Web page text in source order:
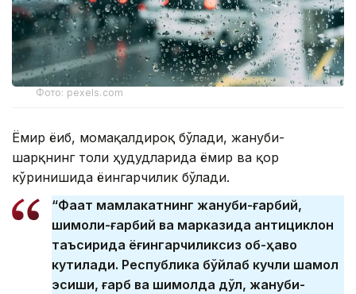
Фото: pexels.com
Ёмғир ёғиб, момақалдироқ бўлади, жануби-
шарқнинг тоғли ҳудудларида ёмғир ва қор
кўринишида ёғингарчилик бўлади.
“Фақат мамлакатнинг жануби-ғарбий,
шимоли-ғарбий ва марказида антициклон
таъсирида ёғингарчиликсиз об-ҳаво
кутилади. Республика бўйлаб кучли шамол
эсиши, ғарб ва шимолда дўл, жануби-